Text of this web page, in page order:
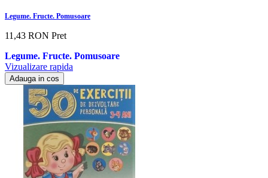
Legume. Fructe. Pomusoare
11,43 RON Pret
Legume. Fructe. Pomusoare
Vizualizare rapida
Adauga in cos